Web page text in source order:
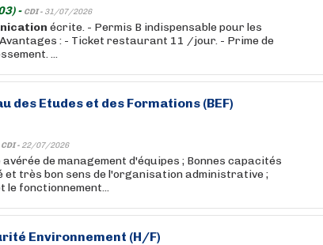
- CDI - 31/07/2026
écrite. - Permis B indispensable pour les
: - Ticket restaurant 11 /jour. - Prime de
...
des Etudes et des Formations (BEF)
CDI - 22/07/2026
de management d'équipes ; Bonnes capacités
très bon sens de l'organisation administrative ;
le fonctionnement...
Environnement (H/F)